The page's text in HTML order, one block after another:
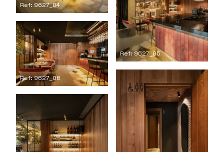
Ref: 9627_04
Ref: 9627_05
Ref: 9627_06